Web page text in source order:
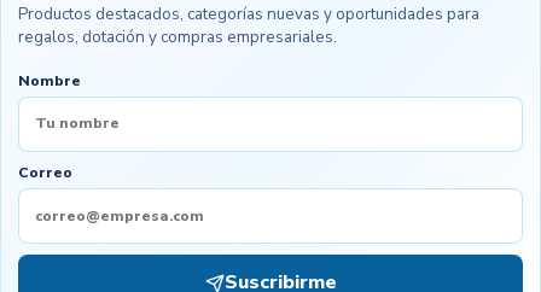
Productos destacados, categorías nuevas y oportunidades para
regalos, dotación y compras empresariales.
Nombre
Correo
Suscribirme